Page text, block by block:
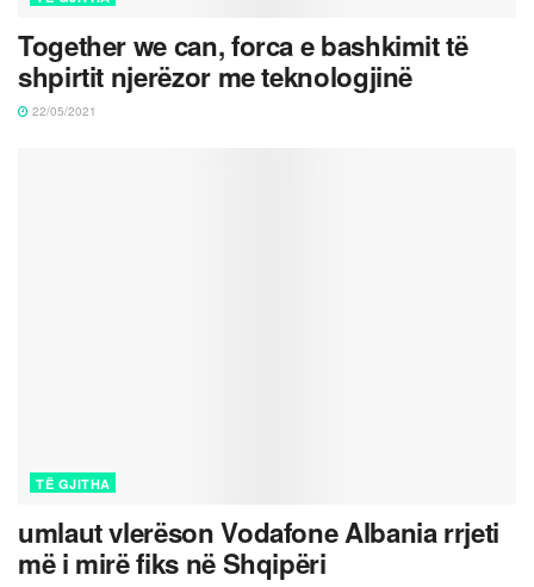
Together we can, forca e bashkimit të
shpirtit njerëzor me teknologjinë
22/05/2021
TË GJITHA
umlaut vlerëson Vodafone Albania rrjeti
më i mirë fiks në Shqipëri